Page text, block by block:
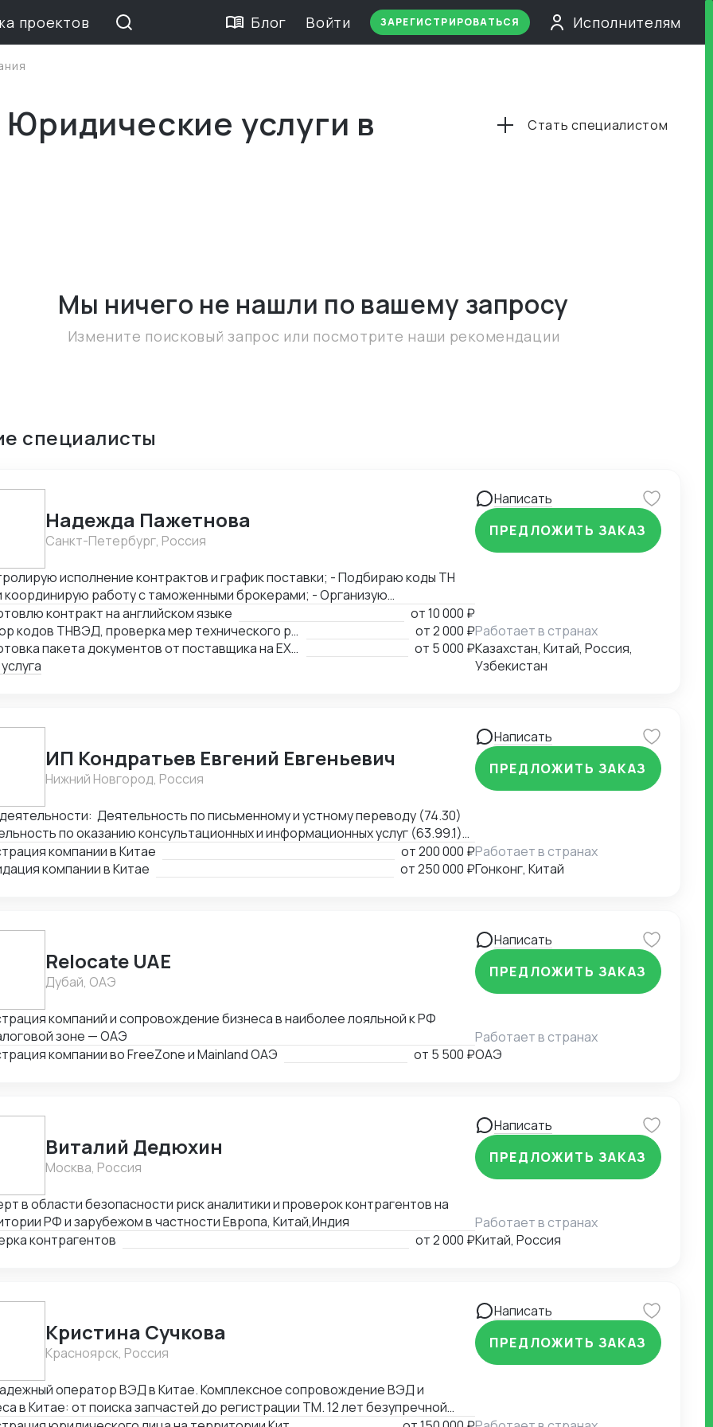
проектов Блог Войти ЗАРЕГИСТРИРОВАТЬСЯ Исполнителям
услуги в
Стать специалистом
Мы ничего не нашли по вашему запросу
Измените поисковый запрос или посмотрите наши рекомендации
специалисты
Надежда Пажетнова
Санкт-Петербург, Россия
исполнение контрактов и график поставки; - Подбираю коды ТН
работу с таможенными брокерами; - Организую
и взаимодействие с аккредитованными органами; - Снижаю
за счёт оптимизации логистики и правильного кода; - Обеспечиваю
чистоту сделок, точность инвойсов, упаковочных листов,
контракт на английском языке от10 000 ₽
Подбор кодов ТНВЭД, проверка мер технического регулирования, запретов и ограничений
от2 000 ₽
Подготовка пакета документов от поставщика на EXW, FCA, CIF, FOB
от 5 000 ₽
Написать
ПРЕДЛОЖИТЬ ЗАКАЗ
Работает в странах
Казахстан, Китай, Россия,
Узбекистан
ИП Кондратьев Евгений Евгеньевич
Нижний Новгород, Россия
Деятельность по письменному и устному переводу (74.30)
по оказанию консультационных и информационных услуг (63.99.1)
по бронированию прочие и сопутствующая деятельность (79.90)
компании в Китае от200 000 ₽
компании в Китае
от250 000 ₽
Написать
ПРЕДЛОЖИТЬ ЗАКАЗ
Работает в странах
Гонконг, Китай
Relocate UAE
Дубай, ОАЭ
компаний и сопровождение бизнеса в наиболее лояльной к РФ
зоне — ОАЭ
компании во FreeZone и Mainland ОАЭ
от 5 500 ₽
Написать
ПРЕДЛОЖИТЬ ЗАКАЗ
Работает в странах
ОАЭ
Виталий Дедюхин
Москва, Россия
в области безопасности риск аналитики и проверок контрагентов на
РФ и зарубежом в частности Европа, Китай,Индия
контрагентов
от2 000 ₽
Написать
ПРЕДЛОЖИТЬ ЗАКАЗ
Работает в странах
Китай, Россия
Кристина Сучкова
Красноярск, Россия
оператор ВЭД в Китае. Комплексное сопровождение ВЭД и
в Китае: от поиска запчастей до регистрации ТМ. 12 лет безупречной
Написать
ПРЕДЛОЖИТЬ ЗАКАЗ